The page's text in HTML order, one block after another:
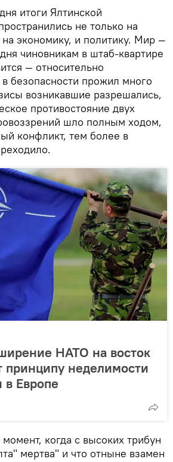
итоги Ялтинской
не только на
экономику, и политику. Мир —
чиновникам в штаб-квартире
— относительно
в безопасности прожил много
возникавшие разрешались,
противостояние двух
шло полным ходом,
конфликт, тем более в
НАТО на восток
принципу неделимости
в Европе
когда с высоких трибун
мертва" и что отныне взамен